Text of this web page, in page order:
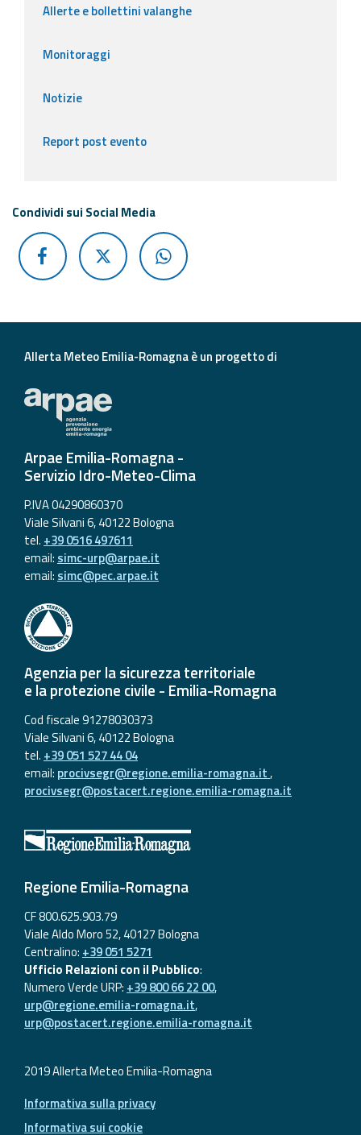
Allerte e bollettini valanghe
Monitoraggi
Notizie
Report post evento
Condividi sui Social Media
Allerta Meteo Emilia-Romagna è un progetto di
Arpae Emilia-Romagna -
Servizio Idro-Meteo-Clima
P.IVA 04290860370
Viale Silvani 6, 40122 Bologna
tel. +39 0516 497611
email: simc-urp@arpae.it
email: simc@pec.arpae.it
Agenzia per la sicurezza territoriale
e la protezione civile - Emilia-Romagna
Cod fiscale 91278030373
Viale Silvani 6, 40122 Bologna
tel. +39 051 527 44 04
email: procivsegr@regione.emilia-romagna.it ,
procivsegr@postacert.regione.emilia-romagna.it
Regione Emilia-Romagna
CF 800.625.903.79
Viale Aldo Moro 52, 40127 Bologna
Centralino: +39 051 5271
Ufficio Relazioni con il Pubblico:
Numero Verde URP: +39 800 66 22 00,
urp@regione.emilia-romagna.it,
urp@postacert.regione.emilia-romagna.it
2019 Allerta Meteo Emilia-Romagna
Informativa sulla privacy
Informativa sui cookie